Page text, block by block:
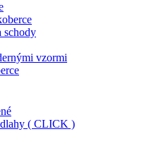
schody
vzormi
( CLICK )